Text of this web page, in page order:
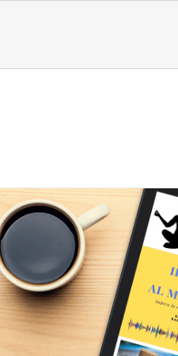
AGGIUNGI AL CARRELLO